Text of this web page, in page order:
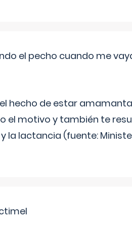
el pecho cuando me
hecho de estar
el motivo y también te
lactancia (fuente: